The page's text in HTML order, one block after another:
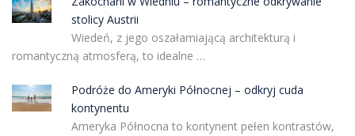
stolicy Austrii
Wiedeń, z jego oszałamiającą architekturą i
romantyczną atmosferą, to idealne …
Podróże do Ameryki Północnej – odkryj cuda
kontynentu
Ameryka Północna to kontynent pełen kontrastów,